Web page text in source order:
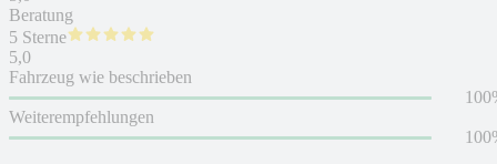
Beratung
5 Sterne
5,0
Fahrzeug wie beschrieben
Weiterempfehlungen